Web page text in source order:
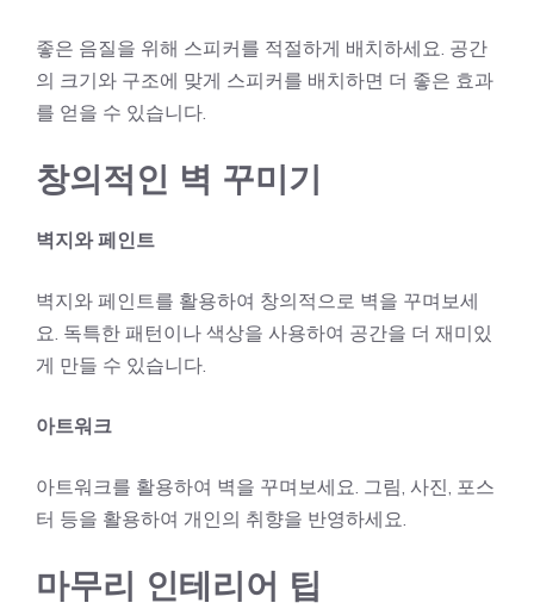
좋은 음질을 위해 스피커를 적절하게 배치하세요. 공간
의 크기와 구조에 맞게 스피커를 배치하면 더 좋은 효과
를 얻을 수 있습니다.
창의적인 벽 꾸미기
벽지와 페인트
벽지와 페인트를 활용하여 창의적으로 벽을 꾸며보세
요. 독특한 패턴이나 색상을 사용하여 공간을 더 재미있
게 만들 수 있습니다.
아트워크
아트워크를 활용하여 벽을 꾸며보세요. 그림, 사진, 포스
터 등을 활용하여 개인의 취향을 반영하세요.
마무리 인테리어 팁